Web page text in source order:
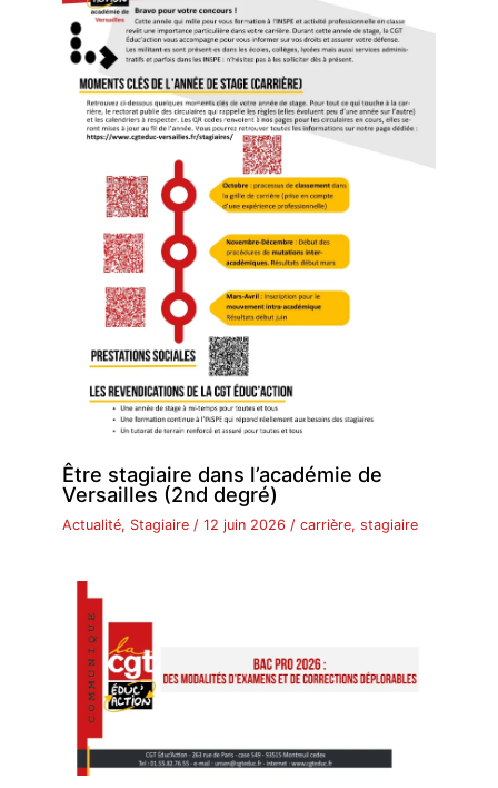
Être stagiaire dans l’académie de
Versailles (2nd degré)
Actualité, Stagiaire /12 juin 2026 /carrière,stagiaire